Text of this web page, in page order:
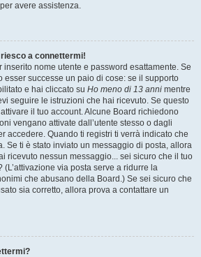
avere assistenza.
a connettermi!
inserito nome utente e password esattamente. Se
esser successe un paio di cose: se il supporto
e hai cliccato su Ho meno di 13 anni mentre
seguire le istruzioni che hai ricevuto. Se questo
il tuo account. Alcune Board richiedono
vengano attivate dall’utente stesso o dagli
accedere. Quando ti registri ti verrà indicato che
Se ti è stato inviato un messaggio di posta, allora
ricevuto nessun messaggio... sei sicuro che il tuo
via posta serve a ridurre la
che abusano della Board.) Se sei sicuro che
sia corretto, allora prova a contattare un